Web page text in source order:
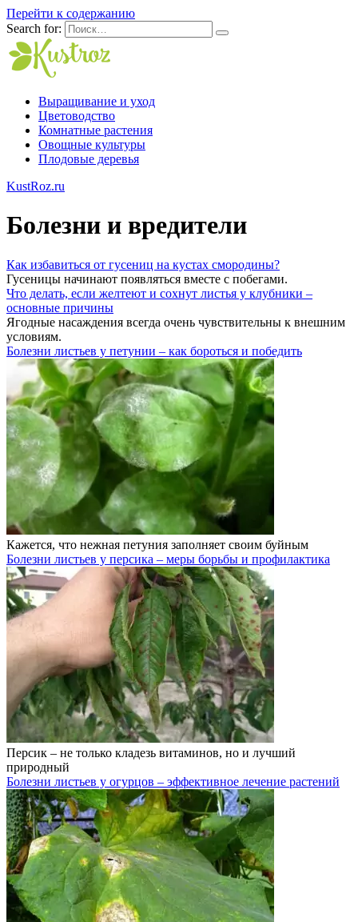
Перейти к содержанию
Search for:
Выращивание и уход
Цветоводство
Комнатные растения
Овощные культуры
Плодовые деревья
KustRoz.ru
Болезни и вредители
Как избавиться от гусениц на кустах смородины?
Гусеницы начинают появляться вместе с побегами.
Что делать, если желтеют и сохнут листья у клубники –
основные причины
Ягодные насаждения всегда очень чувствительны к внешним
условиям.
Болезни листьев у петунии – как бороться и победить
Кажется, что нежная петуния заполняет своим буйным
Болезни листьев у персика – меры борьбы и профилактика
Персик – не только кладезь витаминов, но и лучший
природный
Болезни листьев у огурцов – эффективное лечение растений